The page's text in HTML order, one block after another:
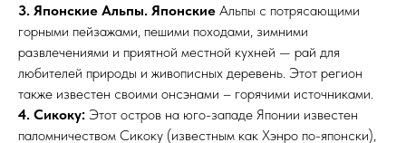
3. Японские Альпы. Японские Альпы с потрясающими
горными пейзажами, пешими походами, зимними
развлечениями и приятной местной кухней — рай для
любителей природы и живописных деревень. Этот регион
также известен своими онсэнами – горячими источниками.
4. Сикоку: Этот остров на юго-западе Японии известен
паломничеством Сикоку (известным как Хэнро по-японски),